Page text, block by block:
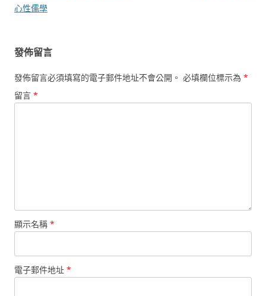
覽
心性儒學
發佈留言
發佈留言必須填寫的電子郵件地址不會公開。 必填欄位標示為 *
留言 *
顯示名稱 *
電子郵件地址 *